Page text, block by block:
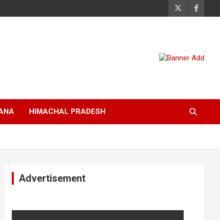
HIMACHAL PRADESH
Advertisement